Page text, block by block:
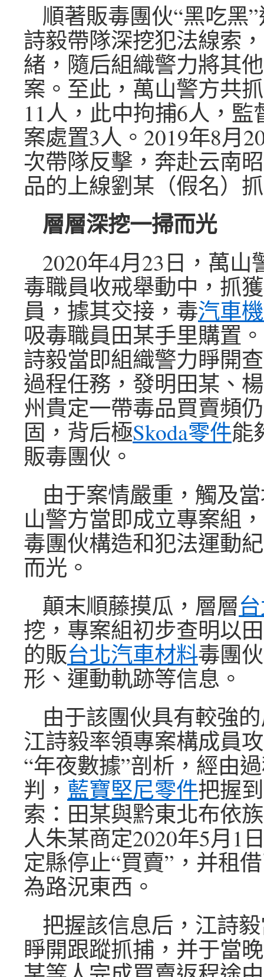
順著販毒團伙“黑吃黑
詩毅帶隊深挖犯法線索
緒，隨后組織警力將其
案。至此，萬山警方共
11人，此中拘捕6人，監
案處置3人。2019年8月
次帶隊反擊，奔赴云南
品的上線劉某（假名）
層層深挖一掃而光
2020年4月23日，萬山
毒職員收戒舉動中，抓
員，據其交接，毒汽車
吸毒職員田某手里購置
詩毅當即組織警力睜開
過程任務，發明田某、
州貴定一帶毒品買賣頻
固，背后極Skoda零件能
販毒團伙。
由于案情嚴重，觸及
山警方當即成立專案組
毒團伙構造和犯法運動
而光。
顛末順藤摸瓜，層層
挖，專案組初步查明以
的販台北汽車材料毒團
形、運動軌跡等信息。
由于該團伙具有較強
江詩毅率領專案構成員
“年夜數據”剖析，經由
判， 藍寶堅尼零件把握
索：田某與黔東北布依
人朱某商定2020年5月1
定縣停止“買賣”，并租
為路況東西。
把握該信息后，江詩
睜開跟蹤抓捕，并于當